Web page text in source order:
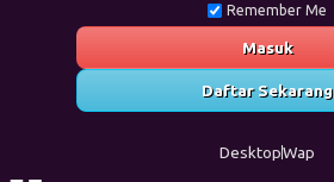
Remember Me
Masuk
Daftar Sekarang
DesktopWap